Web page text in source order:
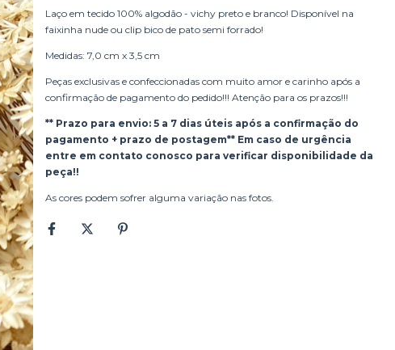
Laço em tecido 100% algodão - vichy preto e branco! Disponível na
faixinha nude ou clip bico de pato semi forrado!
Medidas: 7,0 cm x 3,5 cm
Peças exclusivas e confeccionadas com muito amor e carinho após a
confirmação de pagamento do pedido!!! Atenção para os prazos!!!
** Prazo para envio: 5 a 7 dias úteis após a confirmação do
pagamento + prazo de postagem** Em caso de urgência
entre em contato conosco para verificar disponibilidade da
peça!!
As cores podem sofrer alguma variação nas fotos.